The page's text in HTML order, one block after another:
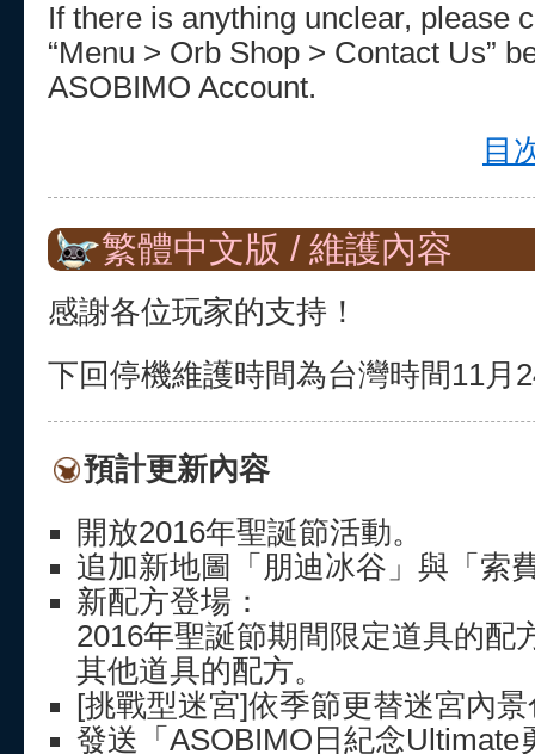
If there is anything unclear, please
“Menu > Orb Shop > Contact Us”
ASOBIMO Account.
目
繁體中文版 / 維護內容
感謝各位玩家的支持！
下回停機維護時間為台灣時間11月
預計更新內容
開放2016年聖誕節活動。
追加新地圖「朋迪冰谷」與「索
新配方登場：
2016年聖誕節期間限定道具的配
其他道具的配方。
[挑戰型迷宮]依季節更替迷宮內
發送「ASOBIMO日紀念Ultimate